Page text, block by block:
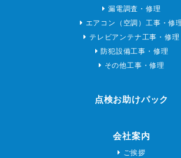
漏電調査・修理
エアコン（空調）工事・修
テレビアンテナ工事・修理
防犯設備工事・修理
その他工事・修理
点検お助けパック
会社案内
ご挨拶